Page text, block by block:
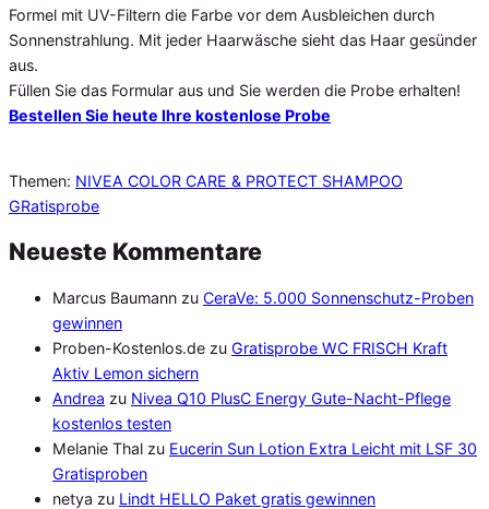
Formel mit UV-Filtern die Farbe vor dem Ausbleichen durch
Sonnenstrahlung. Mit jeder Haarwäsche sieht das Haar gesünder
aus.
Füllen Sie das Formular aus und Sie werden die Probe erhalten!
Bestellen Sie heute Ihre kostenlose Probe
Themen: NIVEA COLOR CARE & PROTECT SHAMPOO
GRatisprobe
Neueste Kommentare
Marcus Baumann zu CeraVe: 5.000 Sonnenschutz-Proben
gewinnen
Proben-Kostenlos.de zu Gratisprobe WC FRISCH Kraft
Aktiv Lemon sichern
Andrea zu Nivea Q10 PlusC Energy Gute-Nacht-Pflege
kostenlos testen
Melanie Thal zu Eucerin Sun Lotion Extra Leicht mit LSF 30
Gratisproben
netya zu Lindt HELLO Paket gratis gewinnen